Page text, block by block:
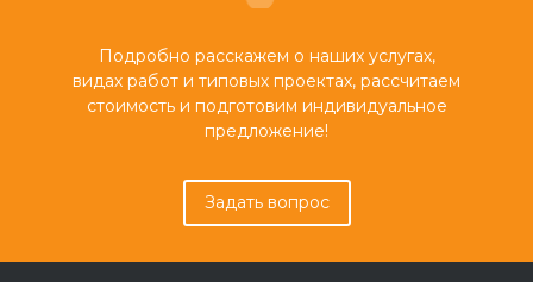
Подробно расскажем о наших услугах,
видах работ и типовых проектах, рассчитаем
стоимость и подготовим индивидуальное
предложение!
Задать вопрос